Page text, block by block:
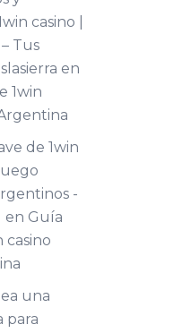
casino |
Tus
en
1win
de 1win
-
en Guía
casino
una
para